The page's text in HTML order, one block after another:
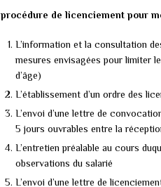
procédure de licenciement pour
L’information et la consultation
mesures envisagées pour limiter
d’âge)
L’établissement d’un ordre des
L’envoi d’une lettre de
5 jours ouvrables entre la
L’entretien préalable au cours
observations du salarié
L’envoi d’une lettre de